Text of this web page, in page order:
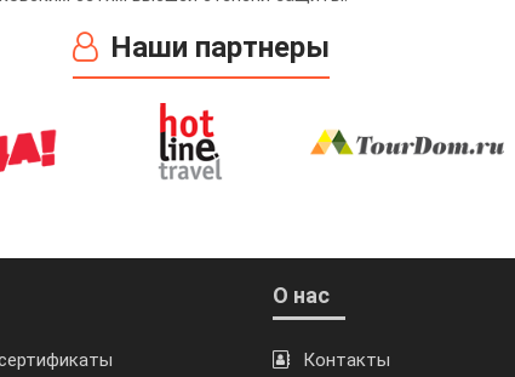
Наши партнеры
О нас
Контакты